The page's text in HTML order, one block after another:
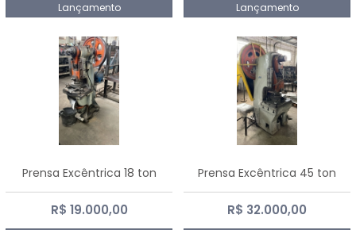
Lançamento Lançamento
Prensa Excêntrica 18 ton
R$ 19.000,00
Prensa Excêntrica 45 ton
R$ 32.000,00